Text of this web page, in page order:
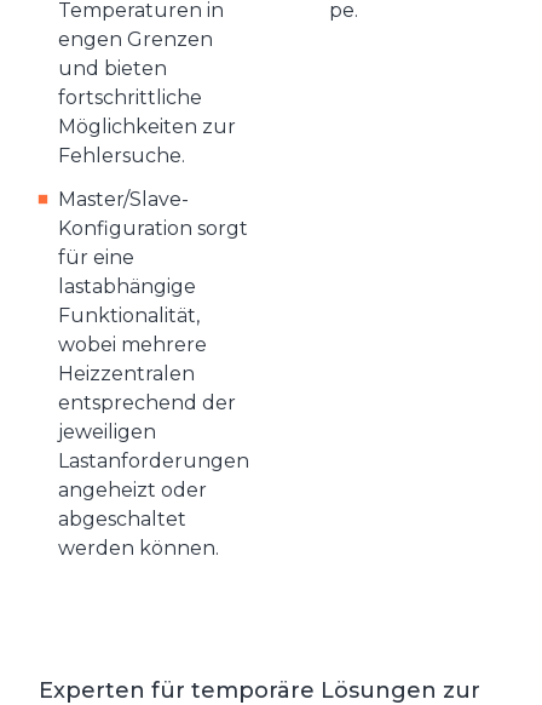
Temperaturen in
engen Grenzen
und bieten
fortschrittliche
Möglichkeiten zur
Fehlersuche.
Master/Slave-
Konfiguration sorgt
für eine
lastabhängige
Funktionalität,
wobei mehrere
Heizzentralen
entsprechend der
jeweiligen
Lastanforderungen
angeheizt oder
abgeschaltet
werden können.
pe.
Experten für temporäre Lösungen zur